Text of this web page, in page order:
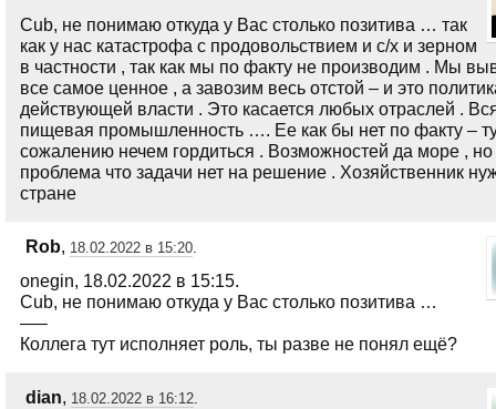
Cub, не понимаю откуда у Вас столько позитива … так
как у нас катастрофа с продовольствием и с/х и зерном
в частности , так как мы по факту не производим . Мы
все самое ценное , а завозим весь отстой – и это
действующей власти . Это касается любых отраслей .
пищевая промышленность …. Ее как бы нет по факту –
сожалению нечем гордиться . Возможностей да море , но
проблема что задачи нет на решение . Хозяйственник
стране
Rob 18.02.2022 в 15:20.
onegin, 18.02.2022 в 15:15.
Cub, не понимаю откуда у Вас столько позитива …
—–
Коллега тут исполняет роль, ты разве не понял ещё?
dian, 18.02.2022 в 16:12.